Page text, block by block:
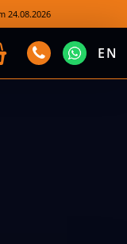
24.08.2026
EN